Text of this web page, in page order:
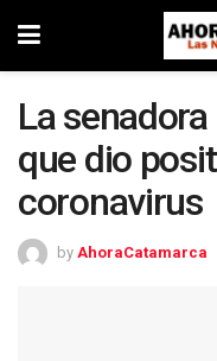
La
que dio
coronavirus
by AhoraCatamarca